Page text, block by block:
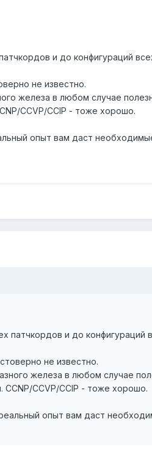
и до конфигураций
не известно.
железа в любом случае
CCVP/CCIP - тоже хорошо.
опыт вам даст
патчкордов и до конфигураций
не известно.
железа в любом случае
CCVP/CCIP - тоже хорошо.
опыт вам даст